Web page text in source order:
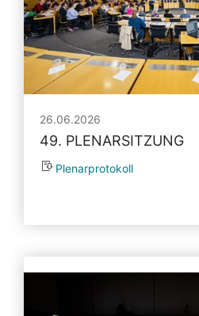
26.06.2026
49. PLENARSITZUNG
Plenarprotokoll